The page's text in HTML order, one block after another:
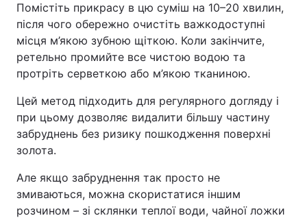
Помістіть прикрасу в цю суміш на 10–20 хвилин,
після чого обережно очистіть важкодоступні
місця м’якою зубною щіткою. Коли закінчите,
ретельно промийте все чистою водою та
протріть серветкою або м’якою тканиною.
Цей метод підходить для регулярного догляду і
при цьому дозволяє видалити більшу частину
забруднень без ризику пошкодження поверхні
золота.
Але якщо забруднення так просто не
змиваються, можна скористатися іншим
розчином – зі склянки теплої води, чайної ложки